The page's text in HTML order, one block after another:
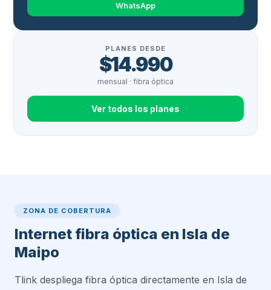
WhatsApp
PLANES DESDE
$14.990
mensual · fibra óptica
Ver todos los planes
ZONA DE COBERTURA
Internet fibra óptica en Isla de
Maipo
Tlink despliega fibra óptica directamente en Isla de